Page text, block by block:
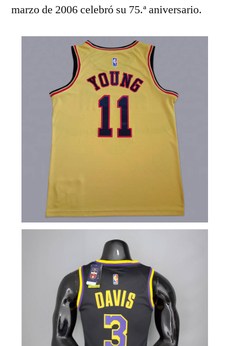
marzo de 2006 celebró su 75.ª aniversario.